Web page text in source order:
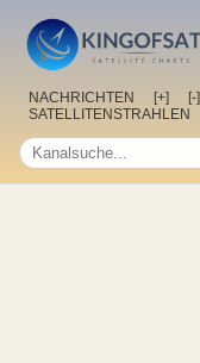
NACHRICHTEN [+] [-]
SATELLITENSTRAHLEN